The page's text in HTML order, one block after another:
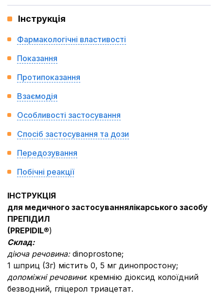
Інструкція
Фармакологічні властивості
Показання
Протипоказання
Взаємодія
Особливості застосування
Спосіб застосування та дози
Передозування
Побічні реакції
ІНСТРУКЦІЯ
для медичного застосуваннялікарського засобу
ПРЕПІДИЛ
(PREPIDIL®)
Склад:
діюча речовина: dinoprostone;
1 шприц (3г) містить 0, 5 мг динопростону;
допоміжні речовини: кремнію діоксид колоїдний
безводний, гліцерол триацетат.